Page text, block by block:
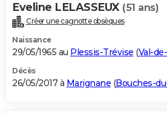
Eveline LELASSEUX (51 ans)
Créer une cagnotte obsèques
Naissance
29/05/1965 au Plessis-Trévise (Val-
Décès
26/05/2017 à Marignane (Bouches-